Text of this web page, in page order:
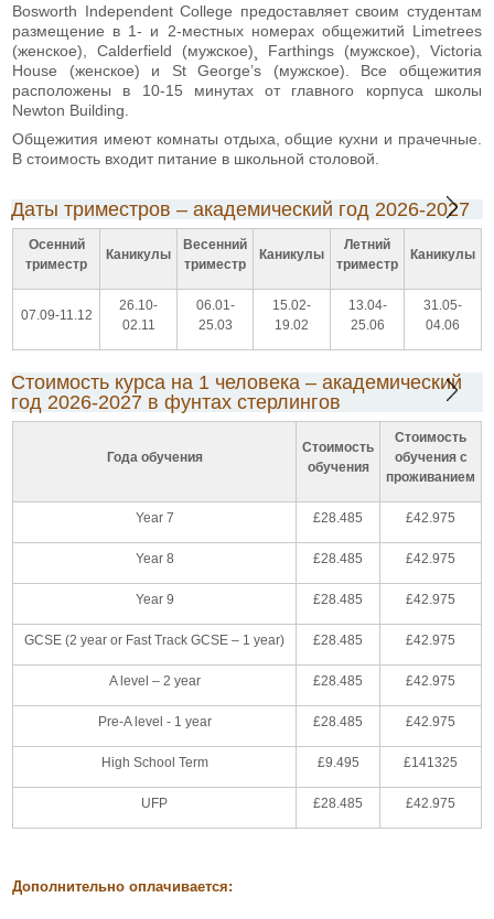
Bosworth Independent College предоставляет своим студентам
размещение в 1- и 2-местных номерах общежитий Limetrees
(женское), Calderfield (мужское)¸ Farthings (мужское), Victoria
House (женское) и St George’s (мужское). Все общежития
расположены в 10-15 минутах от главного корпуса школы
Newton Building.
Общежития имеют комнаты отдыха, общие кухни и прачечные.
В стоимость входит питание в школьной столовой.
Даты триместров – академический год 2026-2027
Осенний
триместр
Каникулы
Весенний
триместр
Каникулы
Летний
триместр
Каникулы
07.09-11.12
26.10-
02.11
06.01-
25.03
15.02-
19.02
13.04-
25.06
31.05-
04.06
Стоимость курса на 1 человека – академический
год 2026-2027 в фунтах стерлингов
Года обучения
Стоимость
обучения
Стоимость
обучения с
проживанием
Year 7 £28.485 £42.975
Year 8 £28.485 £42.975
Year 9 £28.485 £42.975
GCSE (2 year or Fast Track GCSE – 1 year) £28.485 £42.975
A level – 2 year £28.485 £42.975
Pre-A level - 1 year £28.485 £42.975
High School Term £9.495 £141325
UFP £28.485 £42.975
Дополнительно оплачивается: